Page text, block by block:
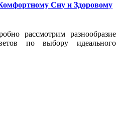
Сну и Здоровому
рассмотрим разнообразие
по выбору идеального